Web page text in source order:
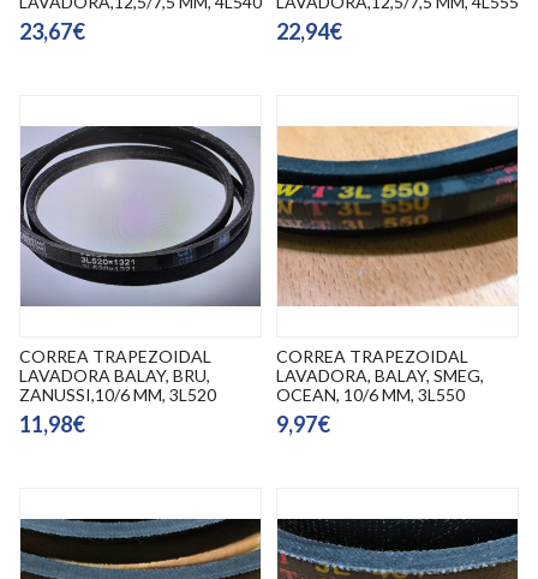
23,67€ 22,94€
CORREA TRAPEZOIDAL
LAVADORA BALAY, BRU,
ZANUSSI,10/6 MM, 3L520
11,98€
CORREA TRAPEZOIDAL
LAVADORA, BALAY, SMEG,
OCEAN, 10/6 MM, 3L550
9,97€